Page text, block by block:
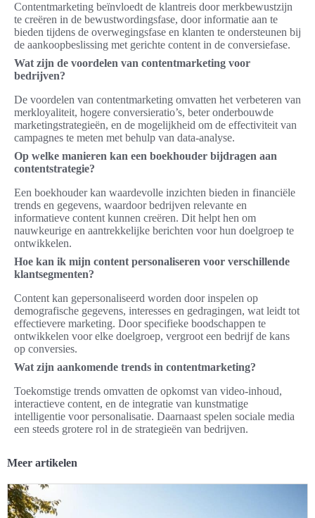
Contentmarketing beïnvloedt de klantreis door merkbewustzijn
te creëren in de bewustwordingsfase, door informatie aan te
bieden tijdens de overwegingsfase en klanten te ondersteunen bij
de aankoopbeslissing met gerichte content in de conversiefase.
Wat zijn de voordelen van contentmarketing voor
bedrijven?
De voordelen van contentmarketing omvatten het verbeteren van
merkloyaliteit, hogere conversieratio’s, beter onderbouwde
marketingstrategieën, en de mogelijkheid om de effectiviteit van
campagnes te meten met behulp van data-analyse.
Op welke manieren kan een boekhouder bijdragen aan
contentstrategie?
Een boekhouder kan waardevolle inzichten bieden in financiële
trends en gegevens, waardoor bedrijven relevante en
informatieve content kunnen creëren. Dit helpt hen om
nauwkeurige en aantrekkelijke berichten voor hun doelgroep te
ontwikkelen.
Hoe kan ik mijn content personaliseren voor verschillende
klantsegmenten?
Content kan gepersonaliseerd worden door inspelen op
demografische gegevens, interesses en gedragingen, wat leidt tot
effectievere marketing. Door specifieke boodschappen te
ontwikkelen voor elke doelgroep, vergroot een bedrijf de kans
op conversies.
Wat zijn aankomende trends in contentmarketing?
Toekomstige trends omvatten de opkomst van video-inhoud,
interactieve content, en de integratie van kunstmatige
intelligentie voor personalisatie. Daarnaast spelen sociale media
een steeds grotere rol in de strategieën van bedrijven.
Meer artikelen